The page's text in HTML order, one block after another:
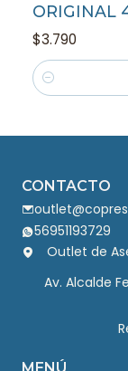
ORIGINAL
$3.790
Cantidad
CONTACTO
56951193729
Outlet de
Av. Alcalde